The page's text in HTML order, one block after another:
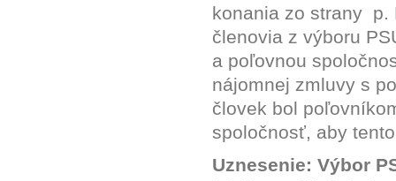
konania zo strany p.
členovia z výboru
a poľovnou
nájomnej zmluvy s
človek bol
spoločnosť, aby
Uznesenie: Výbor